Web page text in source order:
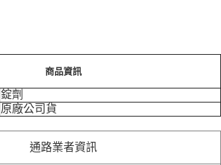
商品資訊
錠劑
原廠公司貨
通路業者資訊